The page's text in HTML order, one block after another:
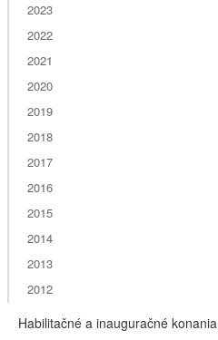
2023
2022
2021
2020
2019
2018
2017
2016
2015
2014
2013
2012
Habilitačné a inauguračné konania